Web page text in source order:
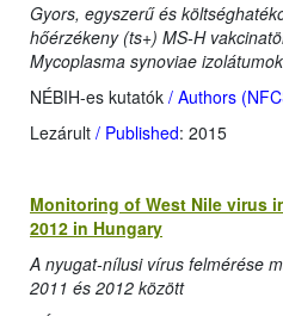
Gyors, egyszerű és
hőérzékeny (ts+) MS-H
Mycoplasma synoviae
NÉBIH-es kutatók / Authors
Lezárult / Published: 2015
Monitoring of West Nile virus
2012 in Hungary
A nyugat-nílusi vírus felmérése
2011 és 2012 között